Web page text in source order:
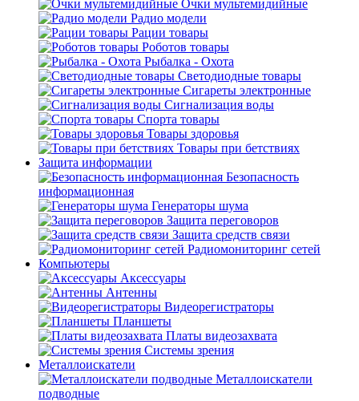
Очки мультемидийные
Радио модели
Рации товары
Роботов товары
Рыбалка - Охота
Светодиодные товары
Сигареты электронные
Сигнализация воды
Спорта товары
Товары здоровья
Товары при бетствиях
Защита информации
Безопасность
информационная
Генераторы шума
Защита переговоров
Защита средств связи
Радиомониторинг сетей
Компьютеры
Аксессуары
Антенны
Видеорегистраторы
Планшеты
Платы видеозахвата
Системы зрения
Металлоискатели
Металлоискатели
подводные